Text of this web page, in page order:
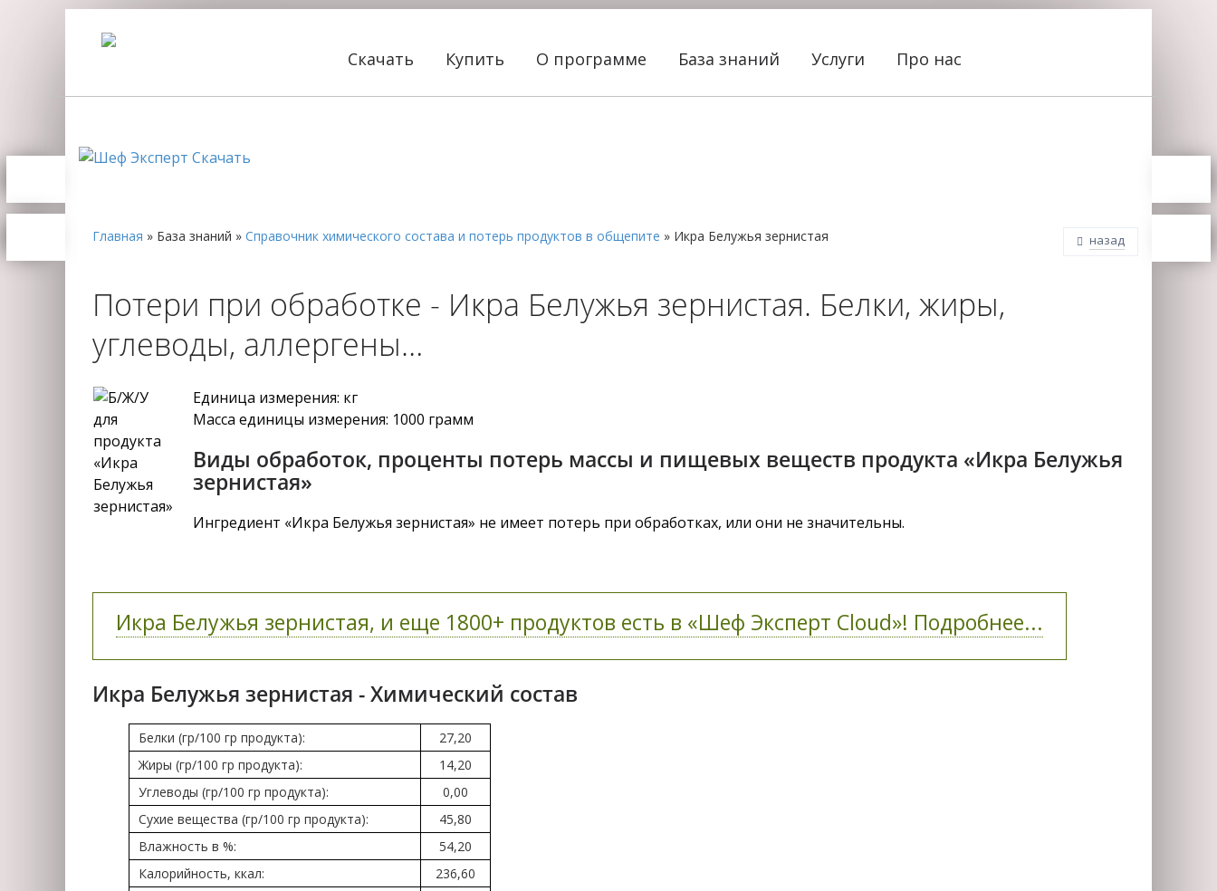
Скачать Купить О программе База знаний Услуги Про нас
Главная » База знаний » Справочник химического состава и потерь продуктов в общепите » Икра Белужья зернистая назад
Потери при обработке - Икра Белужья зернистая. Белки, жиры,
углеводы, аллергены…
Единица измерения: кг
Масса единицы измерения: 1000 грамм
Виды обработок, проценты потерь массы и пищевых веществ продукта «Икра Белужья
зернистая»
Ингредиент «Икра Белужья зернистая» не имеет потерь при обработках, или они не значительны.
Икра Белужья зернистая, и еще 1800+ продуктов есть в «Шеф Эксперт Cloud»! Подробнее...
Икра Белужья зернистая - Химический состав
Белки (гр/100 гр продукта):
27,20
Жиры (гр/100 гр продукта):
14,20
Углеводы (гр/100 гр продукта):
0,00
Сухие вещества (гр/100 гр продукта):
45,80
Влажность в %:
54,20
Калорийность, ккал:
236,60